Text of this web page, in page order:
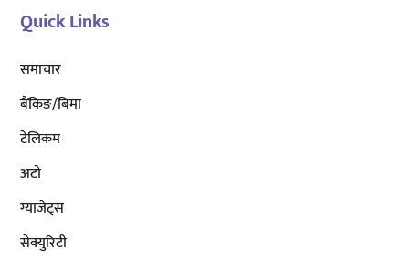
Quick Links
समाचार
बैंकिङ/बिमा
टेलिकम
अटाे
ग्याजेट्स
सेक्युरिटी